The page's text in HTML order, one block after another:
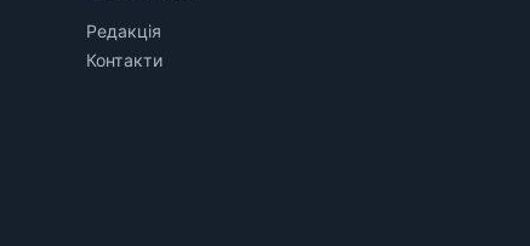
Редакція
Контакти